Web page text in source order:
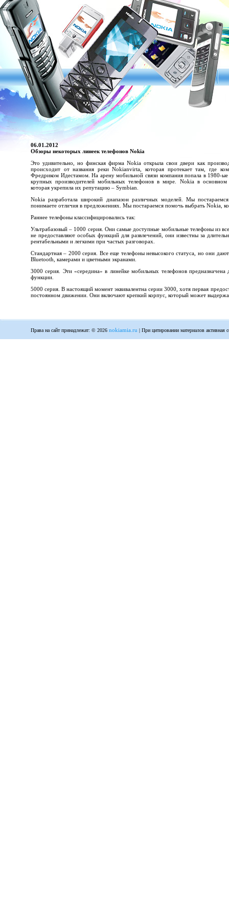
06.01.2012
Обзоры некоторых линеек телефонов Nokia
Это удивительно, но финская фирма Nokia открыла свои двери как
происходит от названия реки Nokianvirta, которая протекает там, где
Фредриком Идестамом. На арену мобильной связи компания попала в 1980-
крупных производителей мобильных телефонов в мире. Nokia в основном
которая укрепила их репутацию – Symbian.
Nokia разработала широкий диапазон различных моделей. Мы
понимаете отличия в предложениях. Мы постараемся помочь выбрать Nokia,
Раннее телефоны классифицировались так:
Ультрабазовый – 1000 серия. Они самые доступные мобильные телефоны из
не предоставляют особых функций для развлечений, они известны за
рентабельными и легкими при частых разговорах.
Стандартная – 2000 серия. Все еще телефоны невысокого статуса, но они
Bluetooth, камерами и цветными экранами.
3000 серия. Эти «середина» в линейке мобильных телефонов
функции.
5000 серия. В настоящий момент эквивалентна серии 3000, хотя первая
постоянном движении. Они включают крепкий корпус, который может
Права на сайт принадлежат: © 2026 nokiamia.ru | При цитировании материалов активная